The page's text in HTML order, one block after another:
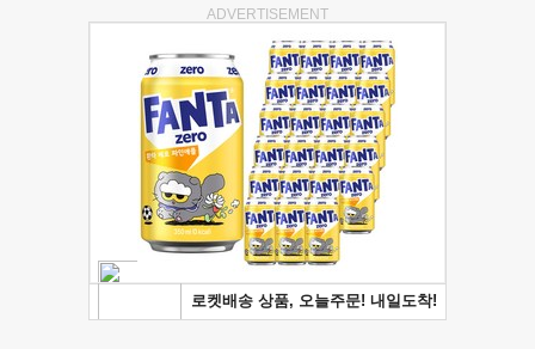
ADVERTISEMENT